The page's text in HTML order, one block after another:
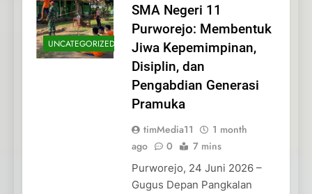
UNCATEGORIZED
SMA Negeri 11
Purworejo: Membentuk
Jiwa Kepemimpinan,
Disiplin, dan
Pengabdian Generasi
Pramuka
timMedia11
1 month
ago
0 7 mins
Purworejo, 24 Juni 2026 –
Gugus Depan Pangkalan